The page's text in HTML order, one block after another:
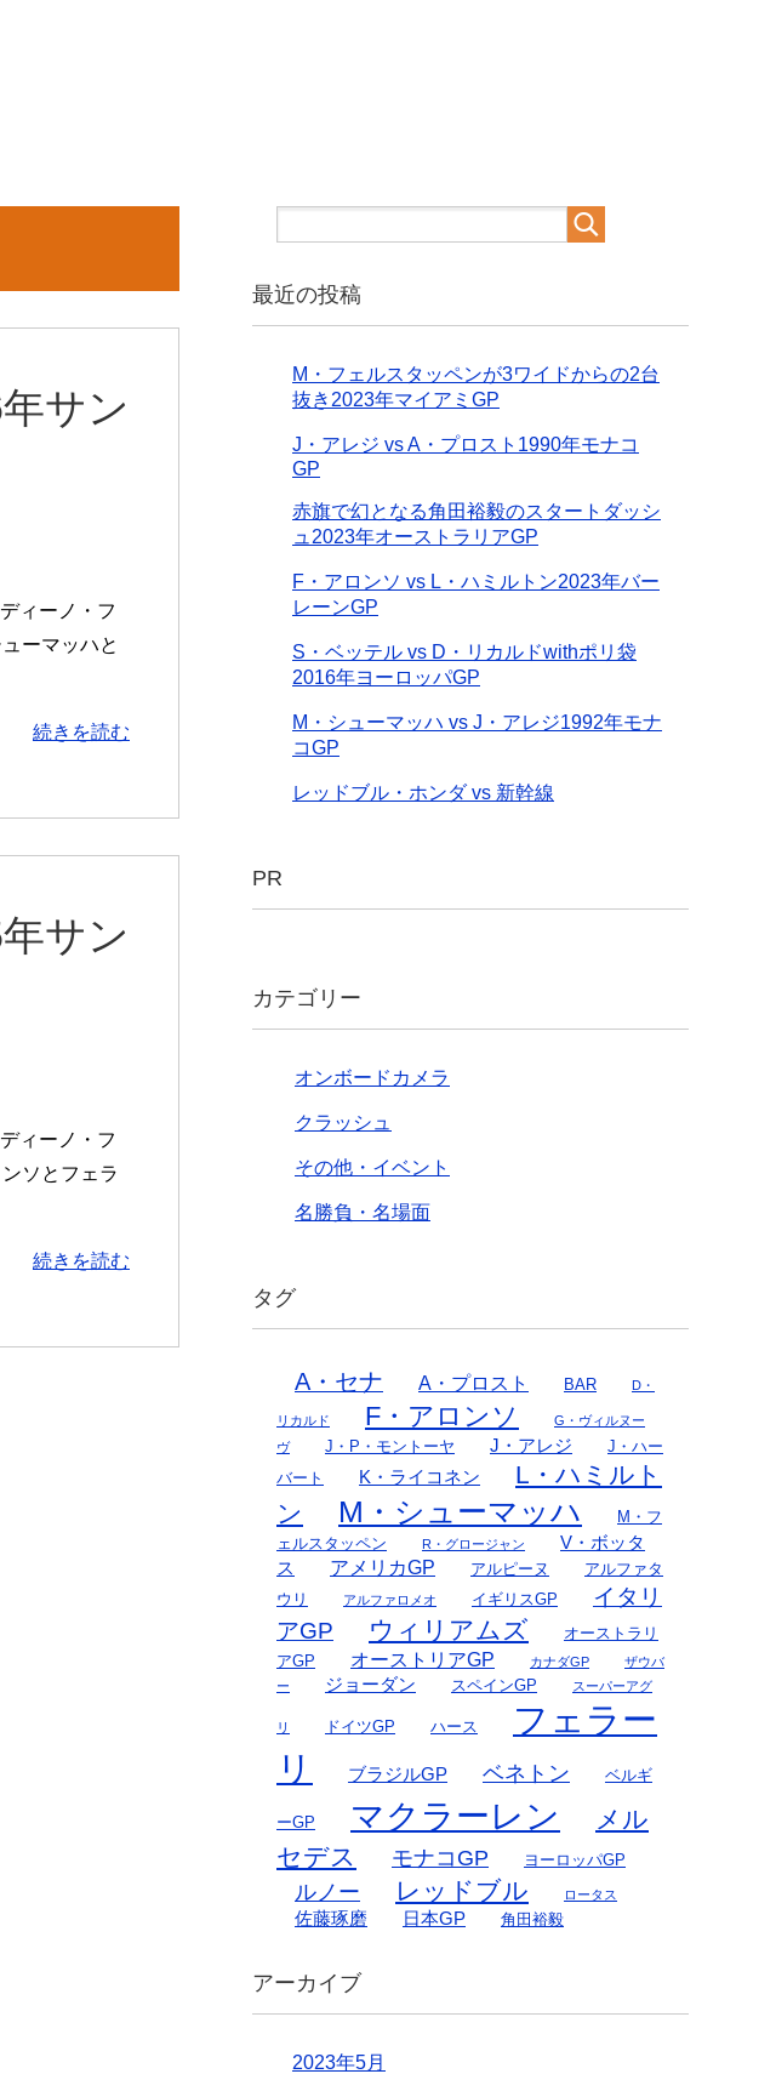
サン
ィーノ・フ
ーマッハと
続きを読む
サン
ィーノ・フ
ソとフェラ
続きを読む
最近の投稿
M・フェルスタッペンが3ワイドからの2台
抜き2023年マイアミGP
J・アレジ vs A・プロスト1990年モナコ
GP
赤旗で幻となる角田裕毅のスタートダッシ
ュ2023年オーストラリアGP
F・アロンソ vs L・ハミルトン2023年バー
レーンGP
S・ベッテル vs D・リカルドwithポリ袋
2016年ヨーロッパGP
M・シューマッハ vs J・アレジ1992年モナ
コGP
レッドブル・ホンダ vs 新幹線
PR
カテゴリー
オンボードカメラ
クラッシュ
その他・イベント
名勝負・名場面
タグ
A・セナ A・プロスト BAR D・
リカルド F・アロンソ
G・ヴィルヌー
ヴ
J・P・モントーヤ J・アレジ
J・ハー
バート
K・ライコネン
L・ハミルト
ン
M・シューマッハ
M・フ
ェルスタッペン
R・グロージャン
V・ボッタ
ス
アメリカGP アルピーヌ
アルファタ
ウリ
アルファロメオ イギリスGP
イタリ
アGP
ウィリアムズ
オーストラリ
アGP
オーストリアGP カナダGP
ザウバ
ー
ジョーダン スペインGP スーパーアグ
リ ドイツGP ハース
フェラー
リ
ブラジルGP ベネトン ベルギ
ーGP マクラーレン
メル
セデス
モナコGP ヨーロッパGP
ルノー レッドブル ロータス
佐藤琢磨 日本GP 角田裕毅
アーカイブ
2023年5月